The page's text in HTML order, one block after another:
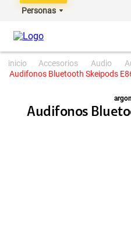
Personas
accesorios audio
Audifonos Bluetooth Skeipods
Audifonos